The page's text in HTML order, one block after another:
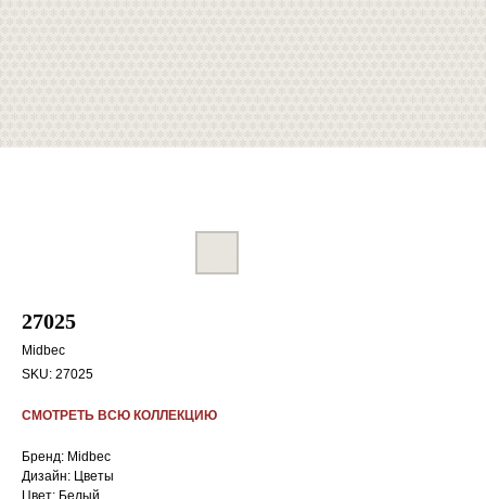
27025
Midbec
SKU: 27025
СМОТРЕТЬ ВСЮ КОЛЛЕКЦИЮ
Бренд: Midbec
Дизайн: Цветы
Цвет: Белый